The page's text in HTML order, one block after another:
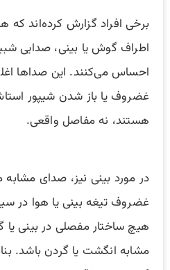
برخی افراد گزارش کرده‌اند که
اطراف گوش یا بینی، صدایی
احساس می‌کنند. این صداها
غضروف یا باز شدن شیپور
هستند، نه مفاصل واقعی.
در مورد بینی نیز، صدای
غضروف تیغه بینی یا هوا در
هیچ ساختار مفصلی در بینی
مشابه انگشت یا گردن باشد.